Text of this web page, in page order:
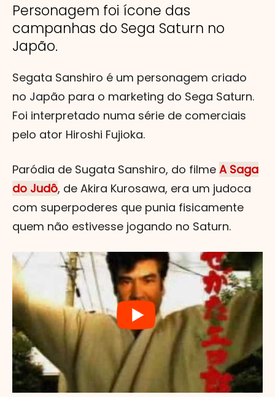
Personagem foi ícone das
campanhas do Sega Saturn no
Japão.
Segata Sanshiro é um personagem criado
no Japão para o marketing do Sega Saturn.
Foi interpretado numa série de comerciais
pelo ator Hiroshi Fujioka.
Paródia de Sugata Sanshiro, do filme A Saga
do Judô, de Akira Kurosawa, era um judoca
com superpoderes que punia fisicamente
quem não estivesse jogando no Saturn.